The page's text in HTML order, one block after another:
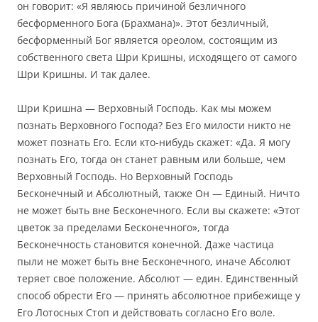
он говорит: «Я являюсь причиной безличного
бесформенного Бога (Брахмана)». Этот безличный,
бесформенный Бог является ореолом, состоящим из
собственного света Шри Кришны, исходящего от самого
Шри Кришны. И так далее.
Шри Кришна — Верховный Господь. Как мы можем
познать Верховного Господа? Без Его милости никто не
может познать Его. Если кто-нибудь скажет: «Да. Я могу
познать Его, тогда он станет равным или больше, чем
Верховный Господь. Но Верховный Господь
Бесконечный и Абсолютный, также Он — Единый. Ничто
не может быть вне Бесконечного. Если вы скажете: «Этот
цветок за пределами Бесконечного», тогда
Бесконечность становится конечной. Даже частица
пыли не может быть вне Бесконечного, иначе Абсолют
теряет свое положение. Абсолют — един. Единственный
способ обрести Его — принять абсолютное прибежище у
Его Лотосных Стоп и действовать согласно Его воле.